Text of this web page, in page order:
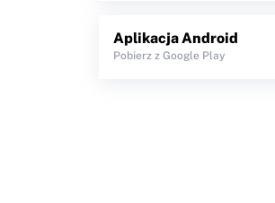
Aplikacja Android
Pobierz z Google Play